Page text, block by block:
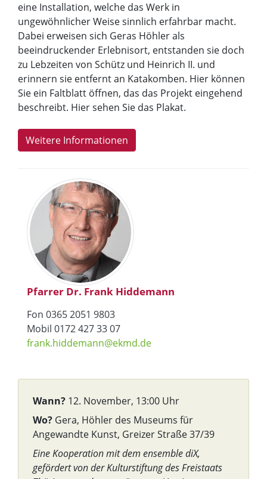
eine Installation, welche das Werk in
ungewöhnlicher Weise sinnlich erfahrbar macht.
Dabei erweisen sich Geras Höhler als
beeindruckender Erlebnisort, entstanden sie doch
zu Lebzeiten von Schütz und Heinrich II. und
erinnern sie entfernt an Katakomben. Hier können
Sie ein Faltblatt öffnen, das das Projekt eingehend
beschreibt. Hier sehen Sie das Plakat.
Weitere Informationen
Pfarrer Dr. Frank Hiddemann
Fon 0365 2051 9803
Mobil 0172 427 33 07
frank.hiddemann@ekmd.de
Wann? 12. November, 13:00 Uhr
Wo? Gera, Höhler des Museums für
Angewandte Kunst, Greizer Straße 37/39
Eine Kooperation mit dem ensemble diX,
gefördert von der Kulturstiftung des Freistaats